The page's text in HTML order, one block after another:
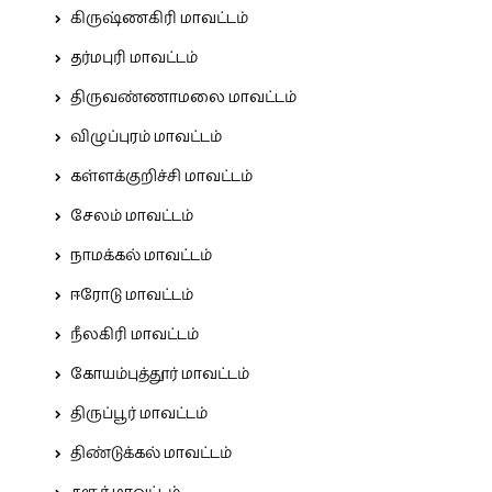
கிருஷ்ணகிரி மாவட்டம்
தர்மபுரி மாவட்டம்
திருவண்ணாமலை மாவட்டம்
விழுப்புரம் மாவட்டம்
கள்ளக்குறிச்சி மாவட்டம்
சேலம் மாவட்டம்
நாமக்கல் மாவட்டம்
ஈரோடு மாவட்டம்
நீலகிரி மாவட்டம்
கோயம்புத்தூர் மாவட்டம்
திருப்பூர் மாவட்டம்
திண்டுக்கல் மாவட்டம்